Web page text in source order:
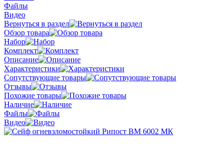
Файлы
Видео
Вернуться в раздел
Обзор товара
Набор
Комплект
Описание
Характеристики
Сопутствующие товары
Отзывы
Похожие товары
Наличие
Файлы
Видео